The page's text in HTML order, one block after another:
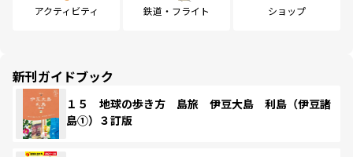
アクティビティ 鉄道・フライト ショップ
新刊ガイドブック
１５ 地球の歩き方 島旅 伊豆大島 利島（伊豆諸
島①）３訂版